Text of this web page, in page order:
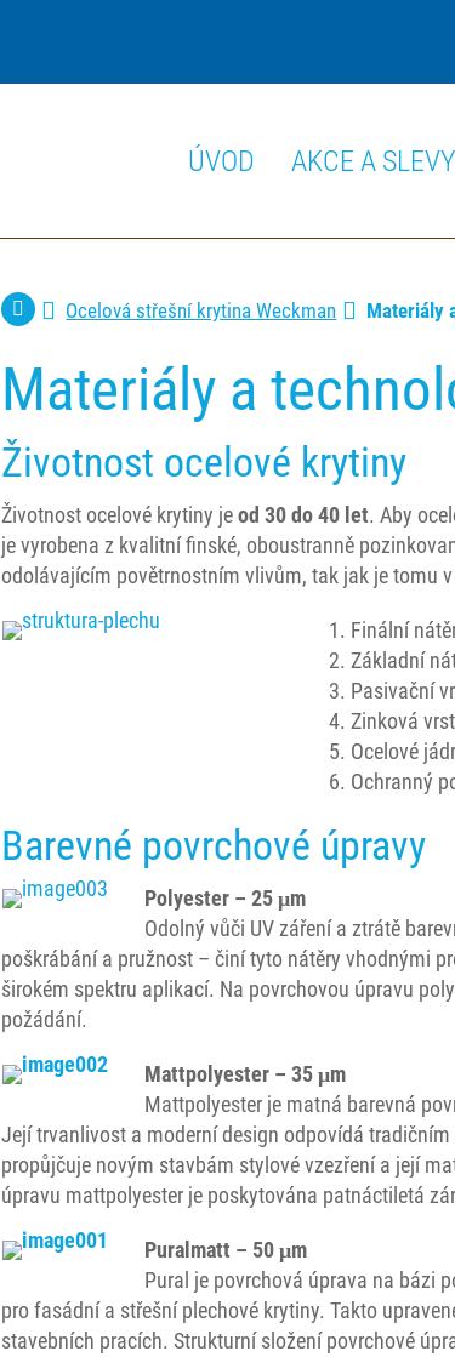
ÚVOD AKCE A SLEVY
Ocelová střešní krytina Weckman Materiály
Materiály a
Životnost ocelové krytiny
Životnost ocelové krytiny jeod 30 do 40 let. Aby
je vyrobena z kvalitní finské, oboustranně
odolávajícím povětrnostním vlivům, tak jak je tomu
Finální
Základní
Pasivační
Zinková
Ocelové
Ochranný
Barevné povrchové úpravy
Polyester – 25 μm
Odolný vůči UV záření a ztrátě
poškrábání a pružnost – činí tyto nátěry vhodnými
širokém spektru aplikací. Na povrchovou úpravu
požádání.
Mattpolyester – 35 μm
Mattpolyester je matná barevná
Její trvanlivost a moderní design odpovídá
propůjčuje novým stavbám stylové vzezření a její
úpravu mattpolyester je poskytována patnáctiletá
Puralmatt – 50 μm
Pural je povrchová úprava na bázi
pro fasádní a střešní plechové krytiny. Takto
stavebních pracích. Strukturní složení povrchové